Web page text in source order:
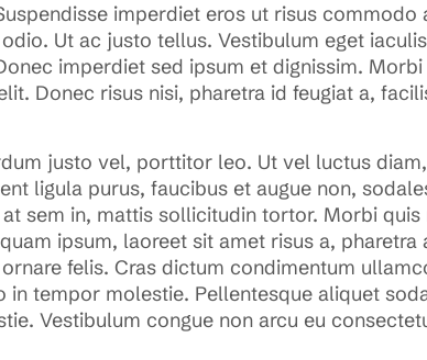
imperdiet eros ut risus
Ut ac justo tellus. Vestibulum eget
imperdiet sed ipsum et dignissim.
Donec risus nisi, pharetra id feugiat a,
justo vel, porttitor leo. Ut vel luctus
ligula purus, faucibus et augue non,
sem in, mattis sollicitudin tortor. Morbi
ipsum, laoreet sit amet risus a, pharetra
felis. Cras dictum condimentum
tempor molestie. Pellentesque aliquet
Vestibulum congue non arcu eu